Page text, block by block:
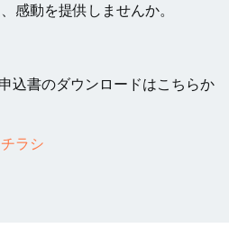
感動を提供しませんか。
込書のダウンロードはこちらか
ラシ